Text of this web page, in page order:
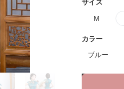
サイズ
M
カラー
ブルー